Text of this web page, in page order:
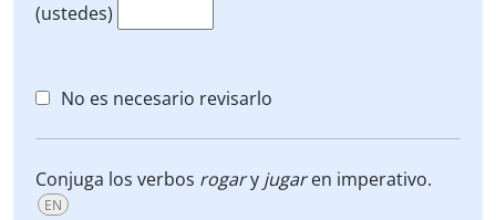
(ustedes)
No es necesario revisarlo
Conjuga los verbos rogary jugaren imperativo.
EN